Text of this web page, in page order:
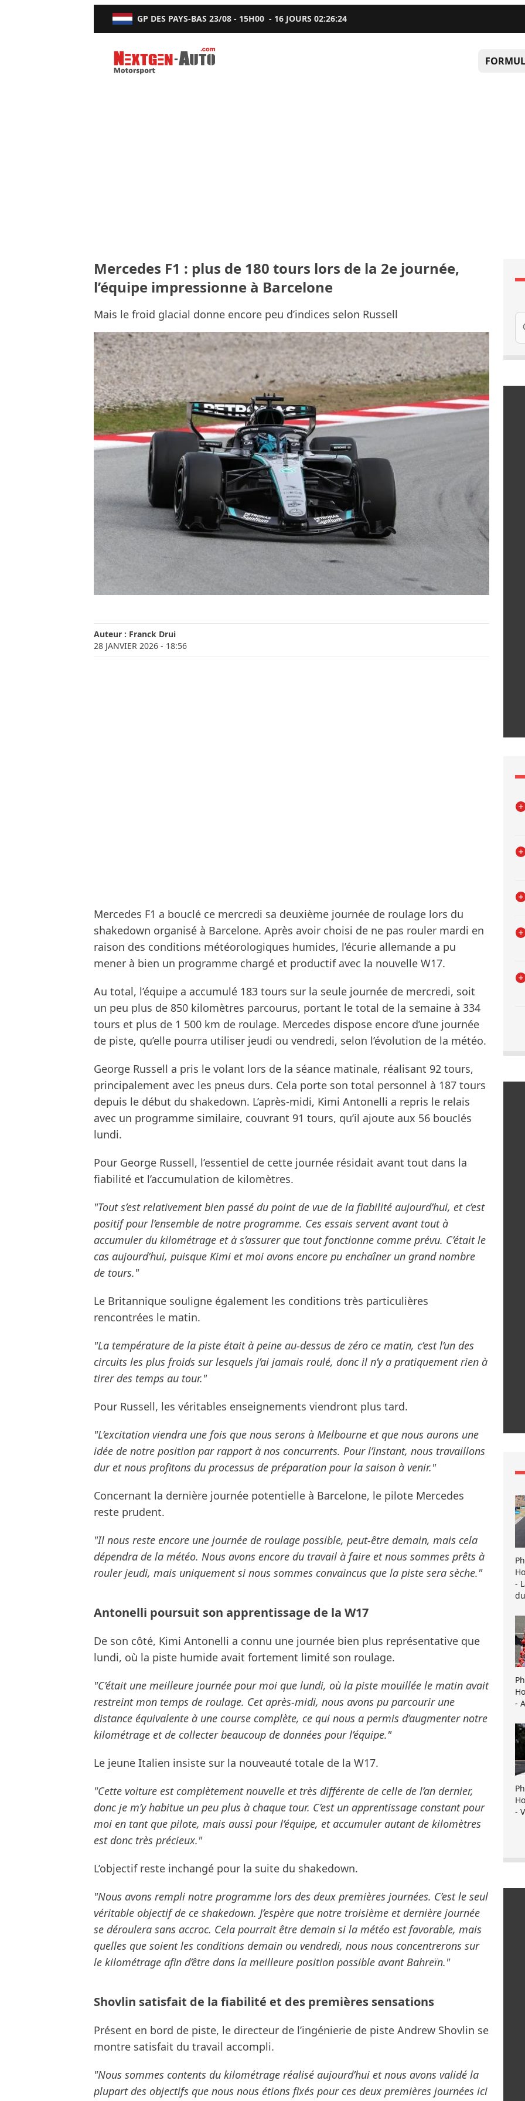
GP DES PAYS-BAS 23/08 - 15H00 - 16 JOURS02:26:23
Nextgen-Auto.com
Mercedes F1 : plus de 180 tours lors de la 2e journée,
l’équipe impressionne à Barcelone
Mais le froid glacial donne encore peu d’indices selon Russell
Auteur : Franck Drui
28 JANVIER 2026 - 18:56
Mercedes F1 a bouclé ce mercredi sa deuxième journée de roulage lors du
shakedown organisé à Barcelone. Après avoir choisi de ne pas rouler mardi en
raison des conditions météorologiques humides, l’écurie allemande a pu
mener à bien un programme chargé et productif avec la nouvelle W17.
Au total, l’équipe a accumulé 183 tours sur la seule journée de mercredi, soit
un peu plus de 850 kilomètres parcourus, portant le total de la semaine à 334
tours et plus de 1 500 km de roulage. Mercedes dispose encore d’une journée
de piste, qu’elle pourra utiliser jeudi ou vendredi, selon l’évolution de la météo.
George Russell a pris le volant lors de la séance matinale, réalisant 92 tours,
principalement avec les pneus durs. Cela porte son total personnel à 187 tours
depuis le début du shakedown. L’après-midi, Kimi Antonelli a repris le relais
avec un programme similaire, couvrant 91 tours, qu’il ajoute aux 56 bouclés
lundi.
Pour George Russell, l’essentiel de cette journée résidait avant tout dans la
fiabilité et l’accumulation de kilomètres.
"Tout s’est relativement bien passé du point de vue de la fiabilité aujourd’hui, et c’est
positif pour l’ensemble de notre programme. Ces essais servent avant tout à
accumuler du kilométrage et à s’assurer que tout fonctionne comme prévu. C’était le
cas aujourd’hui, puisque Kimi et moi avons encore pu enchaîner un grand nombre
de tours."
Le Britannique souligne également les conditions très particulières
rencontrées le matin.
"La température de la piste était à peine au-dessus de zéro ce matin, c’est l’un des
circuits les plus froids sur lesquels j’ai jamais roulé, donc il n’y a pratiquement rien à
tirer des temps au tour."
Pour Russell, les véritables enseignements viendront plus tard.
"L’excitation viendra une fois que nous serons à Melbourne et que nous aurons une
idée de notre position par rapport à nos concurrents. Pour l’instant, nous travaillons
dur et nous profitons du processus de préparation pour la saison à venir."
Concernant la dernière journée potentielle à Barcelone, le pilote Mercedes
reste prudent.
"Il nous reste encore une journée de roulage possible, peut-être demain, mais cela
dépendra de la météo. Nous avons encore du travail à faire et nous sommes prêts à
rouler jeudi, mais uniquement si nous sommes convaincus que la piste sera sèche."
Antonelli poursuit son apprentissage de la W17
De son côté, Kimi Antonelli a connu une journée bien plus représentative que
lundi, où la piste humide avait fortement limité son roulage.
"C’était une meilleure journée pour moi que lundi, où la piste mouillée le matin avait
restreint mon temps de roulage. Cet après-midi, nous avons pu parcourir une
distance équivalente à une course complète, ce qui nous a permis d’augmenter notre
kilométrage et de collecter beaucoup de données pour l’équipe."
Le jeune Italien insiste sur la nouveauté totale de la W17.
"Cette voiture est complètement nouvelle et très différente de celle de l’an dernier,
donc je m’y habitue un peu plus à chaque tour. C’est un apprentissage constant pour
moi en tant que pilote, mais aussi pour l’équipe, et accumuler autant de kilomètres
est donc très précieux."
L’objectif reste inchangé pour la suite du shakedown.
"Nous avons rempli notre programme lors des deux premières journées. C’est le seul
véritable objectif de ce shakedown. J’espère que notre troisième et dernière journée
se déroulera sans accroc. Cela pourrait être demain si la météo est favorable, mais
quelles que soient les conditions demain ou vendredi, nous nous concentrerons sur
le kilométrage afin d’être dans la meilleure position possible avant Bahreïn."
Shovlin satisfait de la fiabilité et des premières sensations
Présent en bord de piste, le directeur de l’ingénierie de piste Andrew Shovlin se
montre satisfait du travail accompli.
"Nous sommes contents du kilométrage réalisé aujourd’hui et nous avons validé la
plupart des objectifs que nous nous étions fixés pour ces deux premières journées ici
-
-
-